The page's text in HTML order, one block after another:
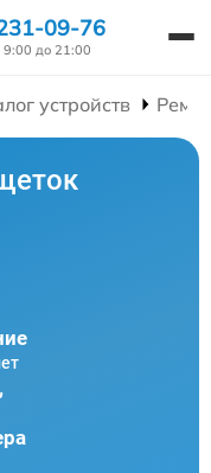
09-76
9:00 до 21:00
устройств